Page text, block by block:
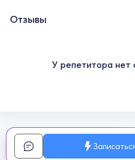
Отзывы
У репетитора нет